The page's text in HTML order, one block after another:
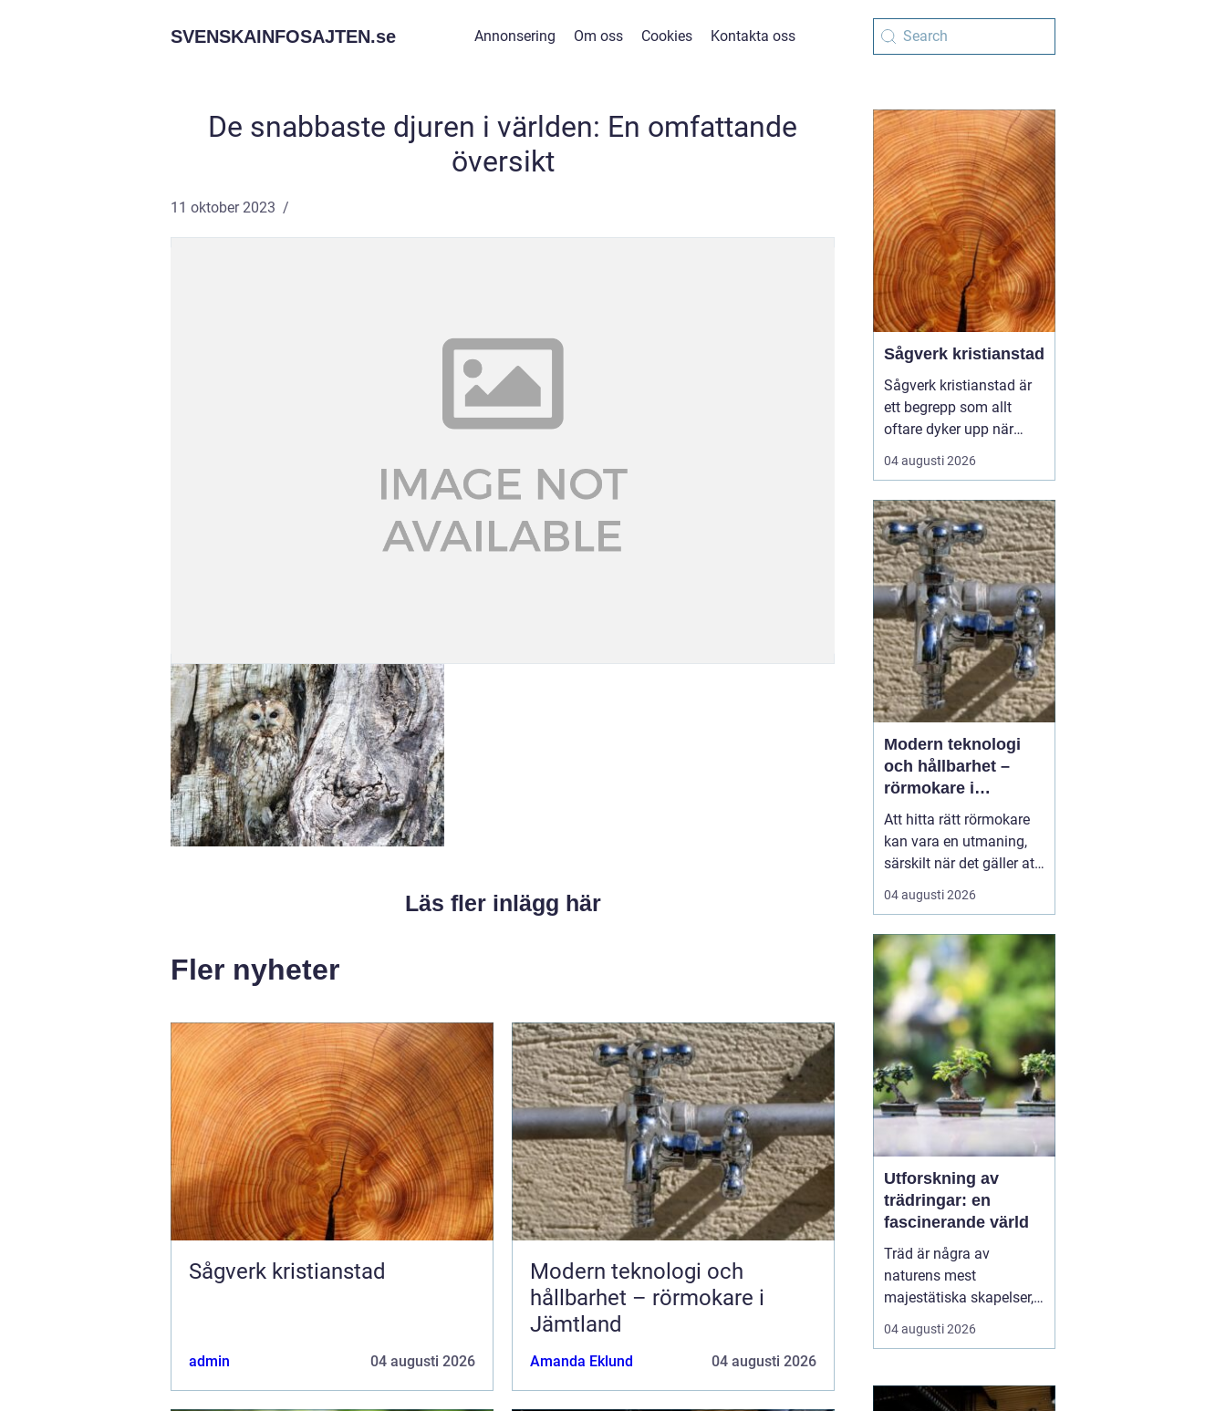
SVENSKAINFOSAJTEN.se Annonsering Om oss Cookies Kontakta oss
De snabbaste djuren i världen: En omfattande
översikt
11 oktober 2023
Läs fler inlägg här
Fler nyheter
Sågverk kristianstad
admin 04 augusti 2026
Modern teknologi och
hållbarhet – rörmokare i
Jämtland
Amanda Eklund 04 augusti 2026
Sågverk kristianstad
Sågverk kristianstad är
ett begrepp som allt
oftare dyker upp när
husbyggare, snickare
och markägare söker
trävaror i nordöstra
skåne. Områdets långa
tradition av skogsbruk
och hantverk har skapat
en stark bas för sågverk
som k...
04 augusti 2026
Modern teknologi
och hållbarhet –
rörmokare i
Jämtland
Att hitta rätt rörmokare
kan vara en utmaning,
särskilt när det gäller att
välja bland många
erbjudanden på en
Jämtland. Kvalificerade
rörmokare är viktiga för
att s&aum...
04 augusti 2026
Utforskning av
trädringar: en
fascinerande värld
Träd är några av
naturens mest
majestätiska skapelser,
och deras årliga
växande lager kan
historia och omgivning.
04 augusti 2026